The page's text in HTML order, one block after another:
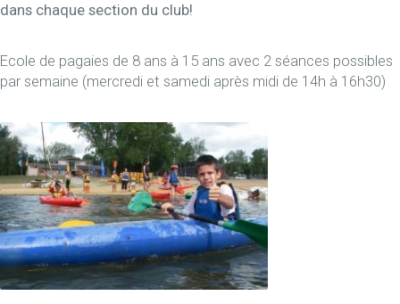
dans chaque section du club!
Ecole de pagaies de 8 ans à 15 ans avec 2 séances possibles
par semaine (mercredi et samedi après midi de 14h à 16h30)